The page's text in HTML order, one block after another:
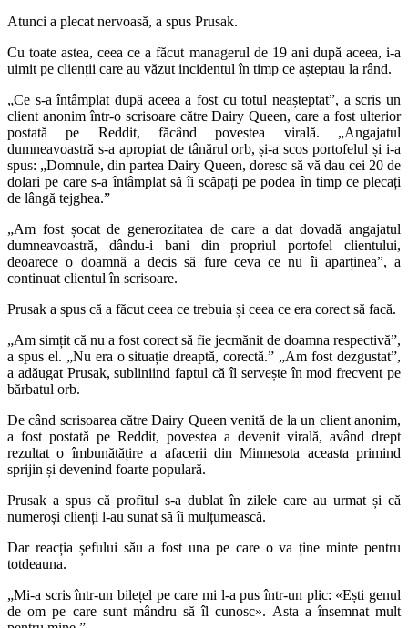
Atunci a plecat nervoasă, a spus Prusak.
Cu toate astea, ceea ce a făcut managerul de 19 ani după aceea, i-a
uimit pe clienții care au văzut incidentul în timp ce așteptau la rând.
„Ce s-a întâmplat după aceea a fost cu totul neașteptat”, a scris un
client anonim într-o scrisoare către Dairy Queen, care a fost ulterior
postată pe Reddit, făcând povestea virală. „Angajatul
dumneavoastră s-a apropiat de tânărul orb, și-a scos portofelul și i-a
spus: „Domnule, din partea Dairy Queen, doresc să vă dau cei 20 de
dolari pe care s-a întâmplat să îi scăpați pe podea în timp ce plecați
de lângă tejghea.”
„Am fost șocat de generozitatea de care a dat dovadă angajatul
dumneavoastră, dându-i bani din propriul portofel clientului,
deoarece o doamnă a decis să fure ceva ce nu îi aparținea”, a
continuat clientul în scrisoare.
Prusak a spus că a făcut ceea ce trebuia și ceea ce era corect să facă.
„Am simțit că nu a fost corect să fie jecmănit de doamna respectivă”,
a spus el. „Nu era o situație dreaptă, corectă.” „Am fost dezgustat”,
a adăugat Prusak, subliniind faptul că îl servește în mod frecvent pe
bărbatul orb.
De când scrisoarea către Dairy Queen venită de la un client anonim,
a fost postată pe Reddit, povestea a devenit virală, având drept
rezultat o îmbunătățire a afacerii din Minnesota aceasta primind
sprijin și devenind foarte populară.
Prusak a spus că profitul s-a dublat în zilele care au urmat și că
numeroși clienți l-au sunat să îi mulțumească.
Dar reacția șefului său a fost una pe care o va ține minte pentru
totdeauna.
„Mi-a scris într-un bilețel pe care mi l-a pus într-un plic: «Ești genul
de om pe care sunt mândru să îl cunosc». Asta a însemnat mult